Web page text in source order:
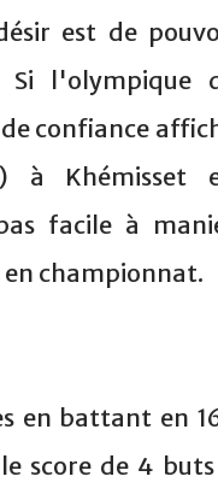
est de
Si l'olympique
confiance
à Khémisset
facile à
en championnat.
en battant en
score de 4 buts